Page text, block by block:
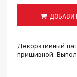
Декоративный
пришивной.